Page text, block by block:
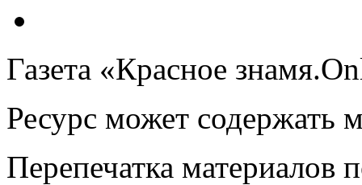
Газета «Красное
Ресурс может содержать
Перепечатка материалов